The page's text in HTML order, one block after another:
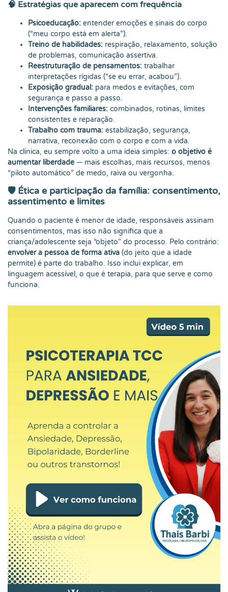
🧠 Estratégias que aparecem com frequência
Psicoeducação: entender emoções e sinais do corpo
(“meu corpo está em alerta”).
Treino de habilidades: respiração, relaxamento, solução
de problemas, comunicação assertiva.
Reestruturação de pensamentos: trabalhar
interpretações rígidas (“se eu errar, acabou”).
Exposição gradual: para medos e evitações, com
segurança e passo a passo.
Intervenções familiares: combinados, rotinas, limites
consistentes e reparação.
Trabalho com trauma: estabilização, segurança,
narrativa, reconexão com o corpo e com a vida.
Na clínica, eu sempre volto a uma ideia simples: o objetivo é
aumentar liberdade — mais escolhas, mais recursos, menos
“piloto automático” de medo, raiva ou vergonha.
🛡️ Ética e participação da família: consentimento,
assentimento e limites
Quando o paciente é menor de idade, responsáveis assinam
consentimentos, mas isso não significa que a
criança/adolescente seja “objeto” do processo. Pelo contrário:
envolver a pessoa de forma ativa (do jeito que a idade
permite) é parte do trabalho. Isso inclui explicar, em
linguagem acessível, o que é terapia, para que serve e como
funciona.